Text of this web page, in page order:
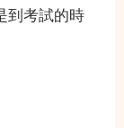
到考試的時